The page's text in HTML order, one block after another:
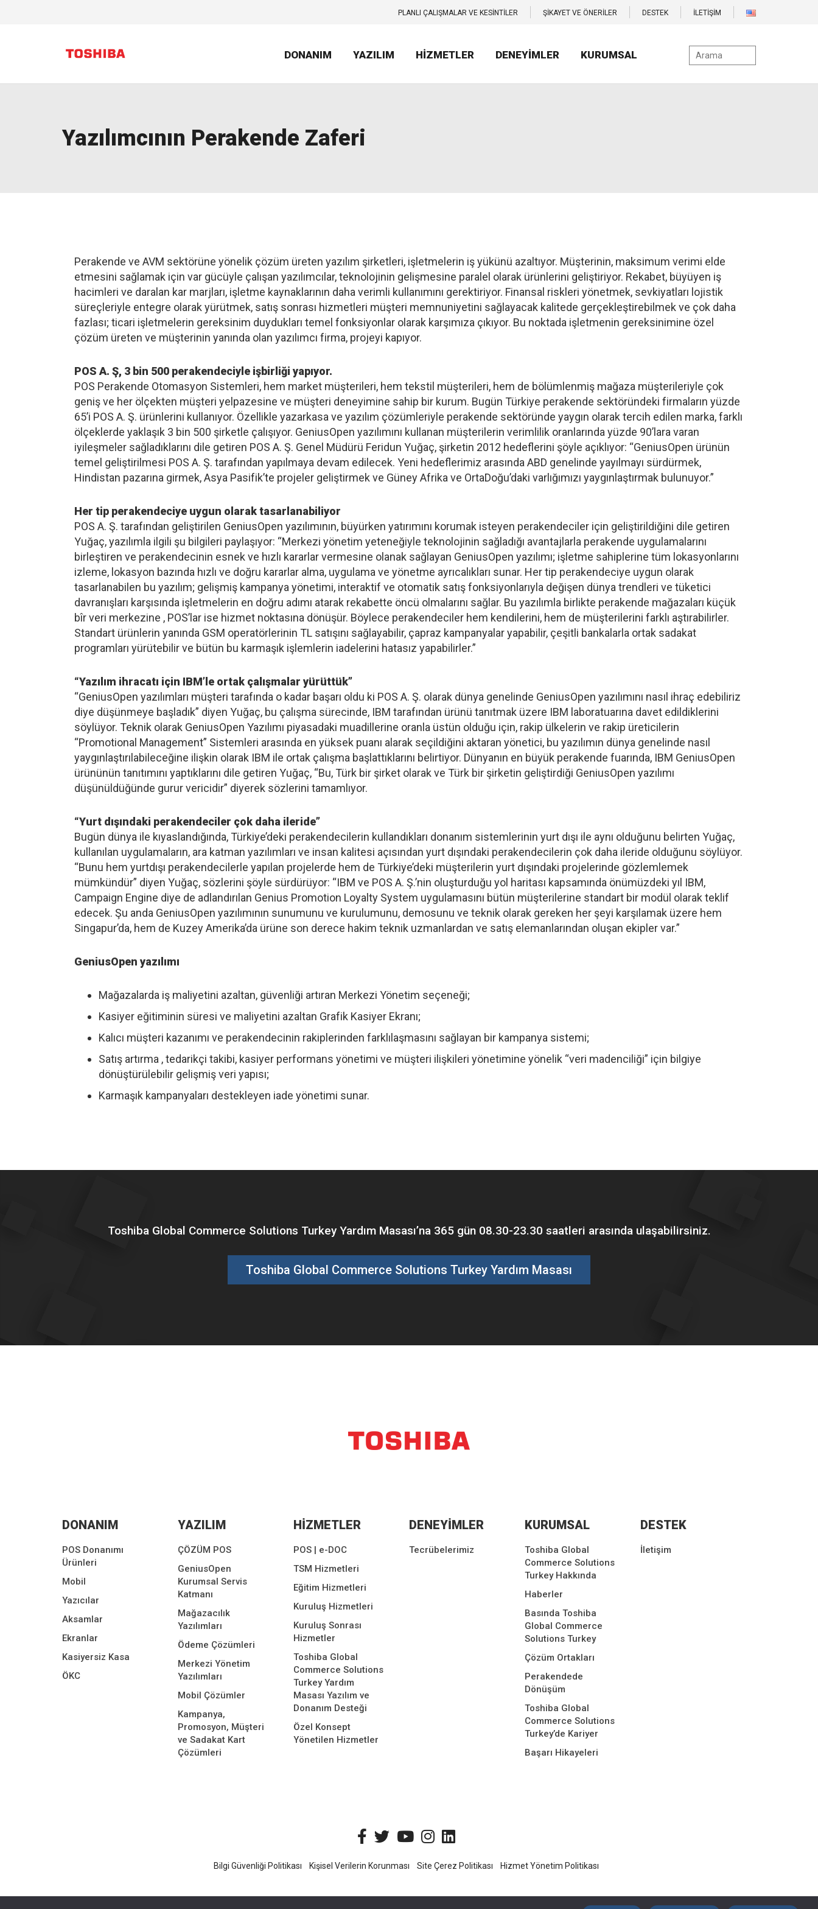
PLANLI ÇALIŞMALAR VE KESİNTİLER ŞİKAYET VE ÖNERİLER DESTEK İLETİŞİM
DONANIM YAZILIM HİZMETLER DENEYİMLER KURUMSAL
Yazılımcının Perakende Zaferi
Perakende ve AVM sektörüne yönelik çözüm üreten yazılım şirketleri, işletmelerin iş yükünü azaltıyor. Müşterinin, maksimum verimi elde
etmesini sağlamak için var gücüyle çalışan yazılımcılar, teknolojinin gelişmesine paralel olarak ürünlerini geliştiriyor. Rekabet, büyüyen iş
hacimleri ve daralan kar marjları, işletme kaynaklarının daha verimli kullanımını gerektiriyor. Finansal riskleri yönetmek, sevkiyatları lojistik
süreçleriyle entegre olarak yürütmek, satış sonrası hizmetleri müşteri memnuniyetini sağlayacak kalitede gerçekleştirebilmek ve çok daha
fazlası; ticari işletmelerin gereksinim duydukları temel fonksiyonlar olarak karşımıza çıkıyor. Bu noktada işletmenin gereksinimine özel
çözüm üreten ve müşterinin yanında olan yazılımcı firma, projeyi kapıyor.
POS A. Ş, 3 bin 500 perakendeciyle işbirliği yapıyor.
POS Perakende Otomasyon Sistemleri, hem market müşterileri, hem tekstil müşterileri, hem de bölümlenmiş mağaza müşterileriyle çok
geniş ve her ölçekten müşteri yelpazesine ve müşteri deneyimine sahip bir kurum. Bugün Türkiye perakende sektöründeki firmaların yüzde
65’i POS A. Ş. ürünlerini kullanıyor. Özellikle yazarkasa ve yazılım çözümleriyle perakende sektöründe yaygın olarak tercih edilen marka, farklı
ölçeklerde yaklaşık 3 bin 500 şirketle çalışıyor. GeniusOpen yazılımını kullanan müşterilerin verimlilik oranlarında yüzde 90’lara varan
iyileşmeler sağladıklarını dile getiren POS A. Ş. Genel Müdürü Feridun Yuğaç, şirketin 2012 hedeflerini şöyle açıklıyor: “GeniusOpen ürünün
temel geliştirilmesi POS A. Ş. tarafından yapılmaya devam edilecek. Yeni hedeflerimiz arasında ABD genelinde yayılmayı sürdürmek,
Hindistan pazarına girmek, Asya Pasifik’te projeler geliştirmek ve Güney Afrika ve OrtaDoğu’daki varlığımızı yaygınlaştırmak bulunuyor.”
Her tip perakendeciye uygun olarak tasarlanabiliyor
POS A. Ş. tarafından geliştirilen GeniusOpen yazılımının, büyürken yatırımını korumak isteyen perakendeciler için geliştirildiğini dile getiren
Yuğaç, yazılımla ilgili şu bilgileri paylaşıyor: “Merkezi yönetim yeteneğiyle teknolojinin sağladığı avantajlarla perakende uygulamalarını
birleştiren ve perakendecinin esnek ve hızlı kararlar vermesine olanak sağlayan GeniusOpen yazılımı; işletme sahiplerine tüm lokasyonlarını
izleme, lokasyon bazında hızlı ve doğru kararlar alma, uygulama ve yönetme ayrıcalıkları sunar. Her tip perakendeciye uygun olarak
tasarlanabilen bu yazılım; gelişmiş kampanya yönetimi, interaktif ve otomatik satış fonksiyonlarıyla değişen dünya trendleri ve tüketici
davranışları karşısında işletmelerin en doğru adımı atarak rekabette öncü olmalarını sağlar. Bu yazılımla birlikte perakende mağazaları küçük
bîr veri merkezine , POS’lar ise hizmet noktasına dönüşür. Böylece perakendeciler hem kendilerini, hem de müşterilerini farklı aştırabilirler.
Standart ürünlerin yanında GSM operatörlerinin TL satışını sağlayabilir, çapraz kampanyalar yapabilir, çeşitli bankalarla ortak sadakat
programları yürütebilir ve bütün bu karmaşık işlemlerin iadelerini hatasız yapabilirler.”
“Yazılım ihracatı için IBM’le ortak çalışmalar yürüttük”
“GeniusOpen yazılımları müşteri tarafında o kadar başarı oldu ki POS A. Ş. olarak dünya genelinde GeniusOpen yazılımını nasıl ihraç edebiliriz
diye düşünmeye başladık” diyen Yuğaç, bu çalışma sürecinde, IBM tarafından ürünü tanıtmak üzere IBM laboratuarına davet edildiklerini
söylüyor. Teknik olarak GeniusOpen Yazılımı piyasadaki muadillerine oranla üstün olduğu için, rakip ülkelerin ve rakip üreticilerin
“Promotional Management” Sistemleri arasında en yüksek puanı alarak seçildiğini aktaran yönetici, bu yazılımın dünya genelinde nasıl
yaygınlaştırılabileceğine ilişkin olarak IBM ile ortak çalışma başlattıklarını belirtiyor. Dünyanın en büyük perakende fuarında, IBM GeniusOpen
ürününün tanıtımını yaptıklarını dile getiren Yuğaç, “Bu, Türk bir şirket olarak ve Türk bir şirketin geliştirdiği GeniusOpen yazılımı
düşünüldüğünde gurur vericidir” diyerek sözlerini tamamlıyor.
“Yurt dışındaki perakendeciler çok daha ileride”
Bugün dünya ile kıyaslandığında, Türkiye’deki perakendecilerin kullandıkları donanım sistemlerinin yurt dışı ile aynı olduğunu belirten Yuğaç,
kullanılan uygulamaların, ara katman yazılımları ve insan kalitesi açısından yurt dışındaki perakendecilerin çok daha ileride olduğunu söylüyor.
“Bunu hem yurtdışı perakendecilerle yapılan projelerde hem de Türkiye’deki müşterilerin yurt dışındaki projelerinde gözlemlemek
mümkündür” diyen Yuğaç, sözlerini şöyle sürdürüyor: “IBM ve POS A. Ş.’nin oluşturduğu yol haritası kapsamında önümüzdeki yıl IBM,
Campaign Engine diye de adlandırılan Genius Promotion Loyalty System uygulamasını bütün müşterilerine standart bir modül olarak teklif
edecek. Şu anda GeniusOpen yazılımının sunumunu ve kurulumunu, demosunu ve teknik olarak gereken her şeyi karşılamak üzere hem
Singapur’da, hem de Kuzey Amerika’da ürüne son derece hakim teknik uzmanlardan ve satış elemanlarından oluşan ekipler var.”
GeniusOpen yazılımı
Mağazalarda iş maliyetini azaltan, güvenliği artıran Merkezi Yönetim seçeneği;
Kasiyer eğitiminin süresi ve maliyetini azaltan Grafik Kasiyer Ekranı;
Kalıcı müşteri kazanımı ve perakendecinin rakiplerinden farklılaşmasını sağlayan bir kampanya sistemi;
Satış artırma , tedarikçi takibi, kasiyer performans yönetimi ve müşteri ilişkileri yönetimine yönelik “veri madenciliği” için bilgiye
dönüştürülebilir gelişmiş veri yapısı;
Karmaşık kampanyaları destekleyen iade yönetimi sunar.
Toshiba Global Commerce Solutions Turkey Yardım Masası’na 365 gün 08.30-23.30 saatleri arasında ulaşabilirsiniz.
Toshiba Global Commerce Solutions Turkey Yardım Masası
DONANIM
POS Donanımı
Ürünleri
Mobil
Yazıcılar
Aksamlar
Ekranlar
Kasiyersiz Kasa
ÖKC
YAZILIM
ÇÖZÜM POS
GeniusOpen
Kurumsal Servis
Katmanı
Mağazacılık
Yazılımları
Ödeme Çözümleri
Merkezi Yönetim
Yazılımları
Mobil Çözümler
Kampanya,
Promosyon, Müşteri
ve Sadakat Kart
Çözümleri
HİZMETLER
POS | e-DOC
TSM Hizmetleri
Eğitim Hizmetleri
Kuruluş Hizmetleri
Kuruluş Sonrası
Hizmetler
Toshiba Global
Commerce Solutions
Turkey Yardım
Masası Yazılım ve
Donanım Desteği
Özel Konsept
Yönetilen Hizmetler
DENEYİMLER
Tecrübelerimiz
KURUMSAL
Toshiba Global
Commerce Solutions
Turkey Hakkında
Haberler
Basında Toshiba
Global Commerce
Solutions Turkey
Çözüm Ortakları
Perakendede
Dönüşüm
Toshiba Global
Commerce Solutions
Turkey’de Kariyer
Başarı Hikayeleri
DESTEK
İletişim
Bilgi Güvenliği Politikası Kişisel Verilerin Korunması Site Çerez Politikası Hizmet Yönetim Politikası